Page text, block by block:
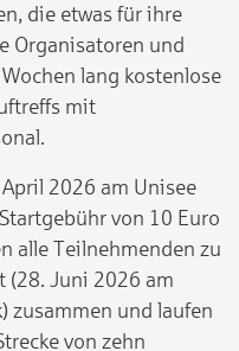
die etwas für ihre
Organisatoren und
lang kostenlose
mit
2026 am Unisee
von 10 Euro
alle Teilnehmenden zu
(28. Juni 2026 am
zusammen und laufen
von zehn